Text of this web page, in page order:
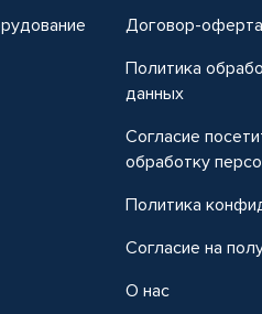
Договор-оферта
Политика
данных
Согласие
обработку
Политика
Согласие на
О нас